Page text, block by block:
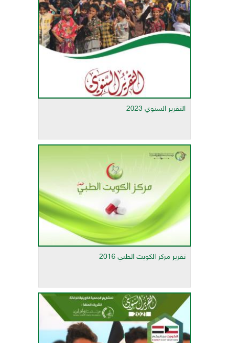
التقرير السنوي 2023
تقرير مركز الكويت الطبي 2016